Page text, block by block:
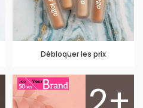
Débloquer les prix